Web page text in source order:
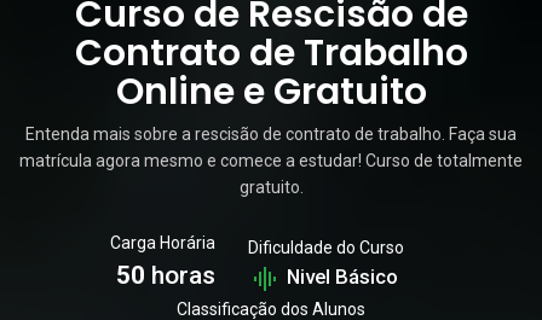
Curso de Rescisão de
Contrato de Trabalho
Online e Gratuito
Entenda mais sobre a rescisão de contrato de trabalho. Faça sua
matrícula agora mesmo e comece a estudar! Curso de totalmente
gratuito.
Carga Horária
50 horas
Dificuldade do Curso
Nivel Básico
Classificação dos Alunos